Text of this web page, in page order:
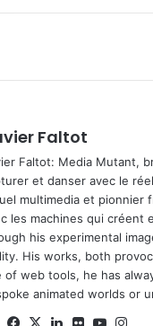
Faltot
Faltot: Media Mutant,
et danser avec le
multimedia et pionnier
les machines qui créent
his experimental
His works, both
of web tools, he has
animated worlds or
We Fa X Lin Fli Yo